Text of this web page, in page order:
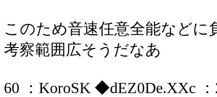
このため音速任意全能など
考察範囲広そうだなあ
60 ：KoroSK ◆dEZ0De.XXc ：